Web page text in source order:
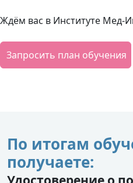
Ждём вас в Институте Мед-
Запросить план обучения
По итогам
получаете: